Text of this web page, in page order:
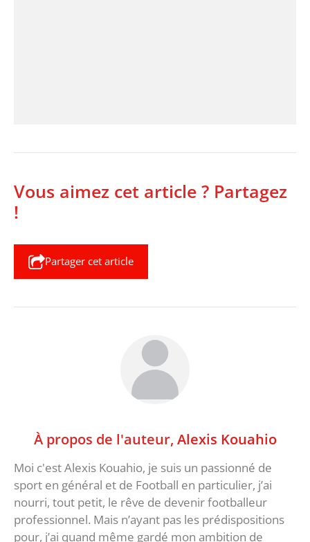
Vous aimez cet article ? Partagez
!
Partager cet article
À propos de l'auteur, Alexis Kouahio
Moi c'est Alexis Kouahio, je suis un passionné de
sport en général et de Football en particulier, j’ai
nourri, tout petit, le rêve de devenir footballeur
professionnel. Mais n’ayant pas les prédispositions
pour, j’ai quand même gardé mon ambition de